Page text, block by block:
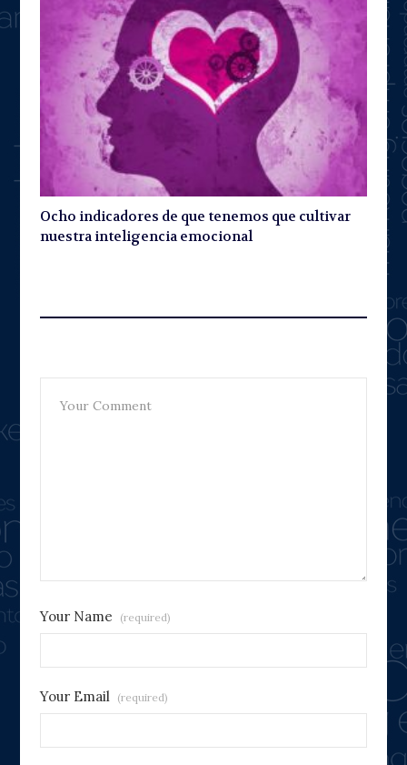
Ocho indicadores de que tenemos que cultivar
nuestra inteligencia emocional
Your Name (required)
Your Email (required)